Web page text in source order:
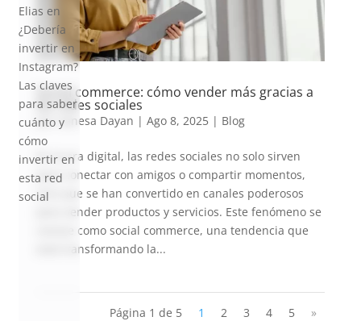
Social commerce: cómo vender más gracias a
las redes sociales
por Vanesa Dayan | Ago 8, 2025| Blog
En la era digital, las redes sociales no solo sirven
para conectar con amigos o compartir momentos,
sino que se han convertido en canales poderosos
para vender productos y servicios. Este fenómeno se
conoce como social commerce, una tendencia que
está transformando la...
Página 1 de 5 1 2 3 4 5 »
Elias en
¿Debería
invertir en
Instagram?
Las claves
para saber
cuánto y
cómo
invertir en
esta red
social